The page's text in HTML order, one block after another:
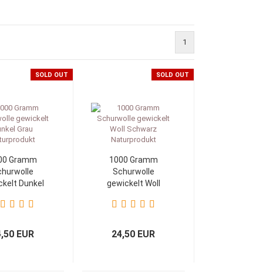
1
SOLD OUT
Gramm
Dunkel
EUR
SOLD OUT
1000 Gramm
Schurwolle
gewickelt Woll
Naturprodukt
24,50 EUR